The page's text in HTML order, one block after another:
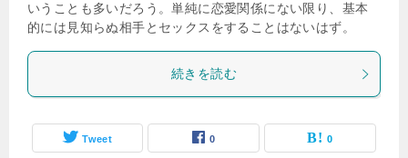
いうことも多いだろう。単純に恋愛関係にない限り、基本
的には見知らぬ相手とセックスをすることはないはず。
続きを読む
Tweet 0 0